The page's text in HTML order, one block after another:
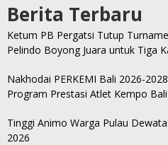
Berita Terbaru
Ketum PB Pergatsi Tutup
Pelindo Boyong Juara untuk Tiga
Nakhodai PERKEMI Bali 2026-
Program Prestasi Atlet Kempo Bali
Tinggi Animo Warga Pulau
2026